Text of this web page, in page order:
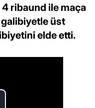
4 ribaund ile maça
üst
elde etti.